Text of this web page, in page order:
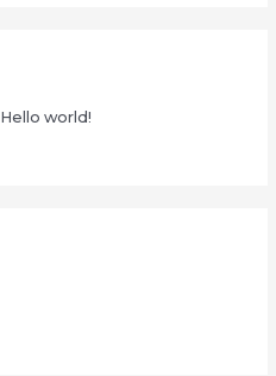
Hello world!